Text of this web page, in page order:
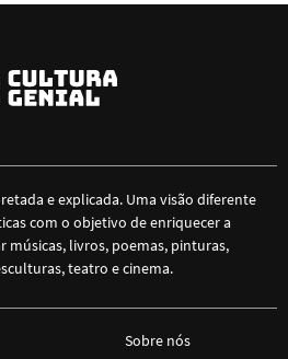
e explicada. Uma visão diferente
com o objetivo de enriquecer a
músicas, livros, poemas, pinturas,
teatro e cinema.
Sobre nós